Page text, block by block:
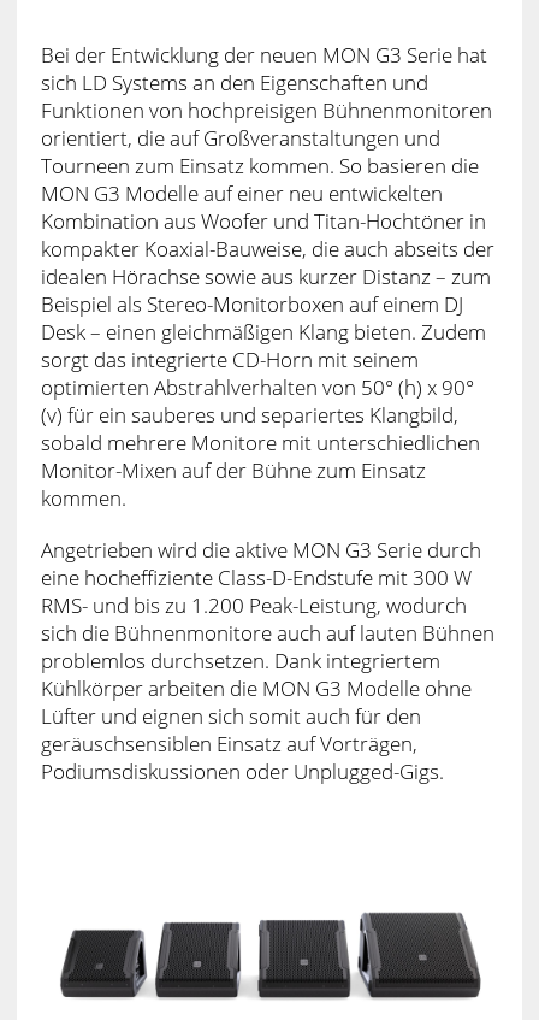
Bei der Entwicklung der neuen MON G3 Serie hat
sich LD Systems an den Eigenschaften und
Funktionen von hochpreisigen Bühnenmonitoren
orientiert, die auf Großveranstaltungen und
Tourneen zum Einsatz kommen. So basieren die
MON G3 Modelle auf einer neu entwickelten
Kombination aus Woofer und Titan-Hochtöner in
kompakter Koaxial-Bauweise, die auch abseits der
idealen Hörachse sowie aus kurzer Distanz – zum
Beispiel als Stereo-Monitorboxen auf einem DJ
Desk – einen gleichmäßigen Klang bieten. Zudem
sorgt das integrierte CD-Horn mit seinem
optimierten Abstrahlverhalten von 50° (h) x 90°
(v) für ein sauberes und separiertes Klangbild,
sobald mehrere Monitore mit unterschiedlichen
Monitor-Mixen auf der Bühne zum Einsatz
kommen.
Angetrieben wird die aktive MON G3 Serie durch
eine hocheffiziente Class-D-Endstufe mit 300 W
RMS- und bis zu 1.200 Peak-Leistung, wodurch
sich die Bühnenmonitore auch auf lauten Bühnen
problemlos durchsetzen. Dank integriertem
Kühlkörper arbeiten die MON G3 Modelle ohne
Lüfter und eignen sich somit auch für den
geräuschsensiblen Einsatz auf Vorträgen,
Podiumsdiskussionen oder Unplugged-Gigs.